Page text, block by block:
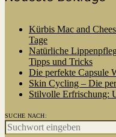
Kürbis Mac and
Tage
Natürliche
Tipps und Tricks
Die perfekte Capsule
Skin Cycling – Die
Stilvolle Erfrischung:
SUCHE NACH: